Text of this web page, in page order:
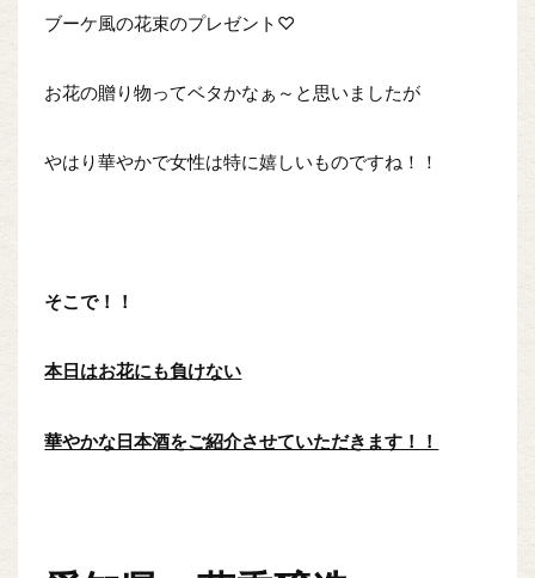
ブーケ風の花束のプレゼント♡
お花の贈り物ってベタかなぁ～と思いましたが
やはり華やかで女性は特に嬉しいものですね！！
そこで！！
本日はお花にも負けない
華やかな日本酒をご紹介させていただきます！！